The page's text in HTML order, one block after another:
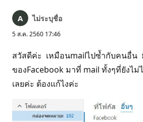
ไม่ระบุชื่อ
5 ส.ค. 2560 17:46
สวัสดีค่ะ เหมือนmailไปซ้ำกับคนอื่น
ของFacebook มาที่ mail ทั้งๆที่ยังไม่
เลยค่ะ ต้องแก้ไงค่ะ